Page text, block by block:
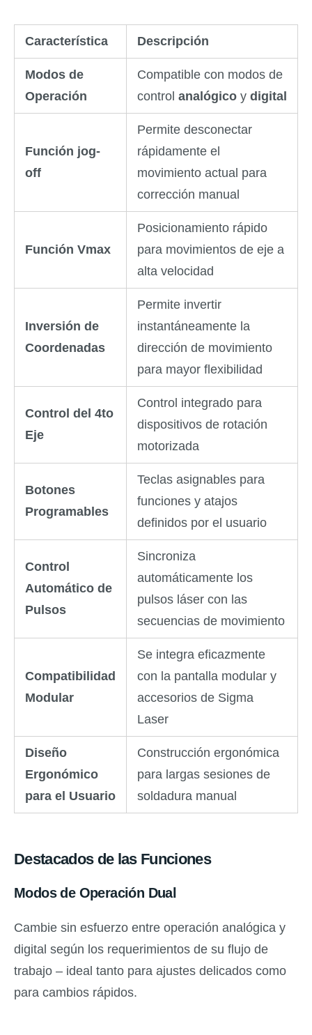
Característica Descripción
Modos de
Operación
Compatible con modos de
control analógico y digital
Función jog-
off
Permite desconectar
rápidamente el
movimiento actual para
corrección manual
Función Vmax
Posicionamiento rápido
para movimientos de eje a
alta velocidad
Inversión de
Coordenadas
Permite invertir
instantáneamente la
dirección de movimiento
para mayor flexibilidad
Control del 4to
Eje
Control integrado para
dispositivos de rotación
motorizada
Botones
Programables
Teclas asignables para
funciones y atajos
definidos por el usuario
Control
Automático de
Pulsos
Sincroniza
automáticamente los
pulsos láser con las
secuencias de movimiento
Compatibilidad
Modular
Se integra eficazmente
con la pantalla modular y
accesorios de Sigma
Laser
Diseño
Ergonómico
para el Usuario
Construcción ergonómica
para largas sesiones de
soldadura manual
Destacados de las Funciones
Modos de Operación Dual
Cambie sin esfuerzo entre operación analógica y
digital según los requerimientos de su flujo de
trabajo – ideal tanto para ajustes delicados como
para cambios rápidos.